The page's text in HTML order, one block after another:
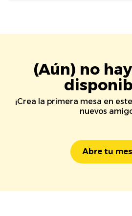
(Aún) no
¡Crea la primera mesa en
nuevos
Abre tu